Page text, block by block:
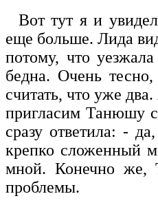
Вот тут я и
еще больше. Лида
потому, что
бедна. Очень
считать, что уже
пригласим Танюшу
сразу ответила: -
крепко сложенный
мной. Конечно же,
проблемы.